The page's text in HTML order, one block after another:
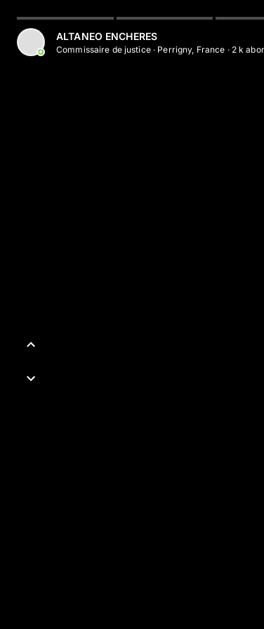
ALTANEO ENCHERES
Commissaire de justice· Perrigny, France · 2 k